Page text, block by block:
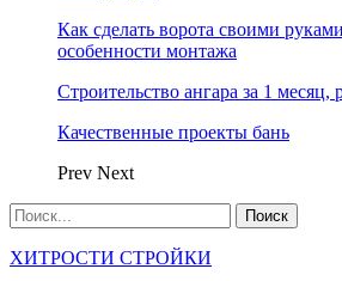
Как сделать ворота своими
особенности монтажа
Строительство ангара за 1 месяц,
Качественные проекты бань
Prev Next
ХИТРОСТИ СТРОЙКИ